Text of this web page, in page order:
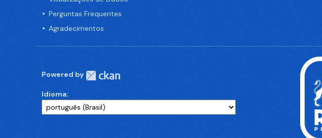
Perguntas Frequentes
Agradecimentos
Powered by
Idioma